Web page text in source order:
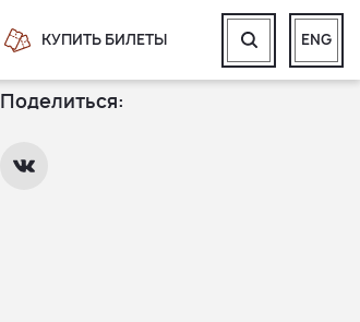
КУПИТЬ БИЛЕТЫ ENG
Поделиться: